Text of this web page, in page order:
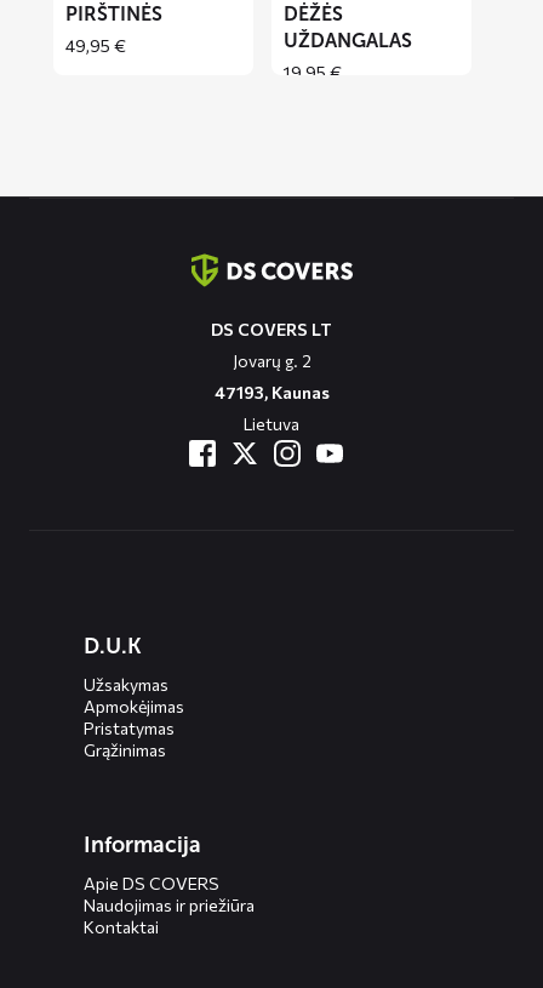
PIRŠTINĖS
49,95 €
DĖŽĖS
UŽDANGALAS
19,95 €
DS COVERS LT
Jovarų g. 2
47193, Kaunas
Lietuva
menusD.U.K
Užsakymas
Apmokėjimas
Pristatymas
Grąžinimas
Informacija
Apie DS COVERS
Naudojimas ir priežiūra
Kontaktai